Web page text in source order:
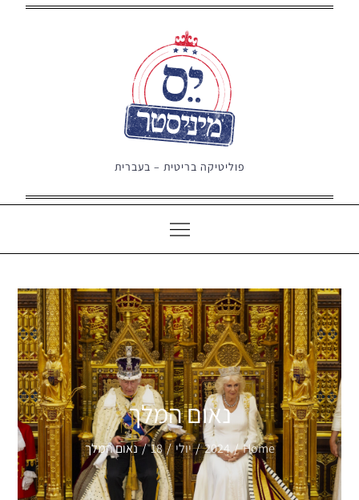
פוליטיקה בריטית – בעברית
נאום המלך
Home
2024 יולי 18 נאום המלך